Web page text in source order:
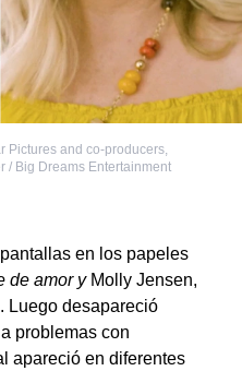
Pictures and co-producers,
/ Big Dreams Entertainment
en los papeles
de amor yMolly Jensen,
. Luego desapareció
problemas con
apareció en diferentes